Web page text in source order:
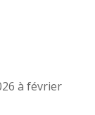
à février